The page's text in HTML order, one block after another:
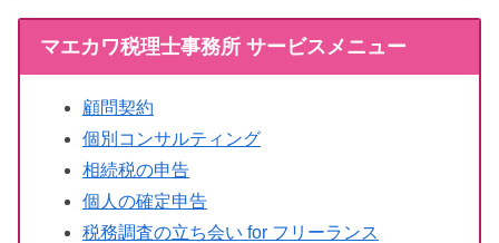
マエカワ税理士事務所 サービスメニュー
顧問契約
個別コンサルティング
相続税の申告
個人の確定申告
税務調査の立ち会い for フリーランス